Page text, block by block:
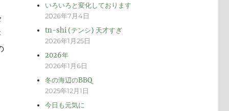
いろいろと変化しております
2026年7月4日
tn-shi (テンシ) 天才すぎ
2026年1月25日
2026年
2026年1月6日
冬の海辺のBBQ
2025年12月1日
今日も元気に